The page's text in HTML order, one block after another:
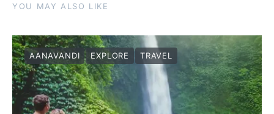
YOU MAY ALSO LIKE
AANAVANDI EXPLORE TRAVEL